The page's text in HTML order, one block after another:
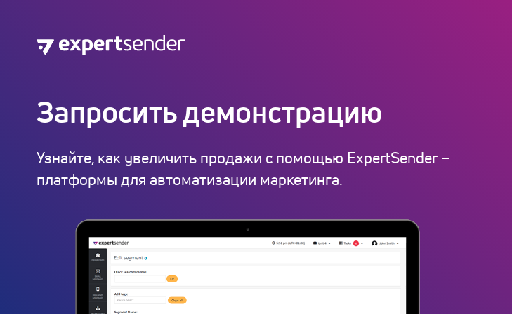
Запросить демонстрацию
Узнайте, как увеличить продажи с помощью ExpertSender –
платформы для автоматизации маркетинга.